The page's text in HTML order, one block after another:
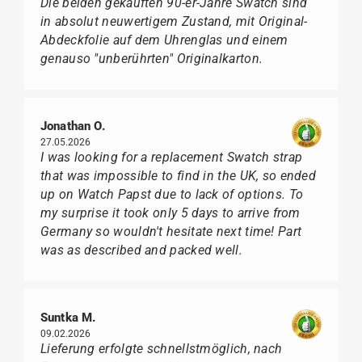
in absolut neuwertigem Zustand, mit Original-
Abdeckfolie auf dem Uhrenglas und einem
genauso "unberührten" Originalkarton.
Jonathan O.
27.05.2026
I was looking for a replacement Swatch strap
that was impossible to find in the UK, so ended
up on Watch Papst due to lack of options. To
my surprise it took only 5 days to arrive from
Germany so wouldn't hesitate next time! Part
was as described and packed well.
Suntka M.
09.02.2026
Lieferung erfolgte schnellstmöglich, nach